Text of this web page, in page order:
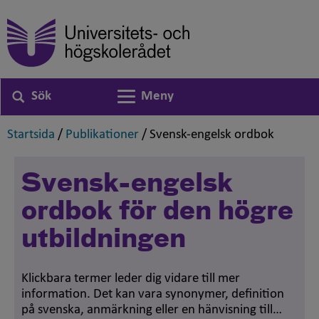
Sök
Växla navigering
Meny
Startsida ,
/ Publikationer ,
/ Svensk-engelsk ordbok
Svensk-engelsk
ordbok för den högre
utbildningen
Klickbara termer leder dig vidare till mer
information. Det kan vara synonymer, definition
på svenska, anmärkning eller en hänvisning till